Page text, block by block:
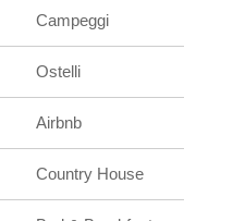
Campeggi
Ostelli
Airbnb
Country House